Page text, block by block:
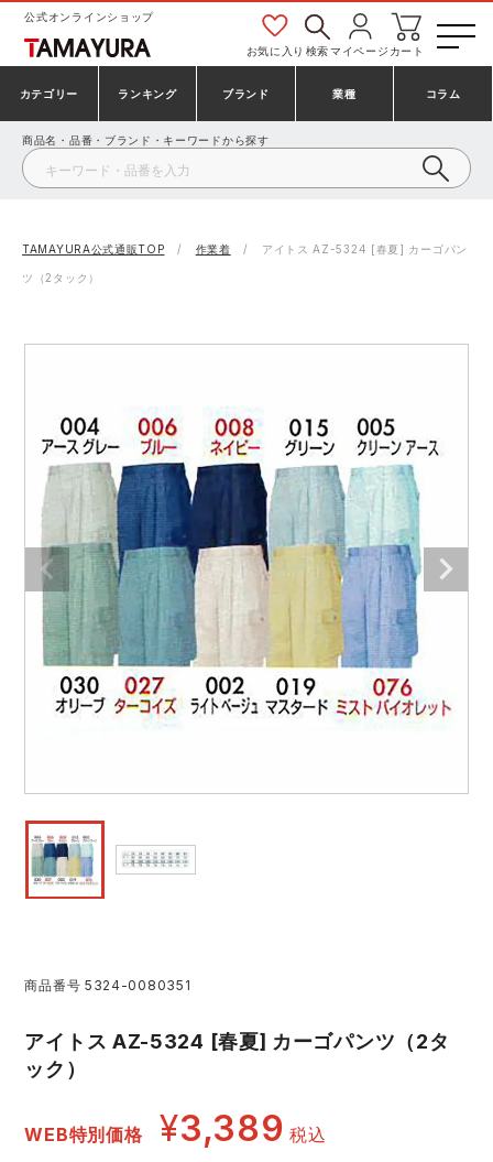
公式オンラインショップ
お気に入り 検索マイページ カート
カテゴリー
安全靴・作業靴
防寒着
作業用手袋
アウトドア・スポーツ
ワークスーツ
コンプレッションウェア
安全保護具
ヤッケ
作業用小物・アクセサリー
ランキング
安全靴ランキング
安全靴スニーカーランキング
ミズノ安全靴ランキング
作業着ランキング
アウトドアウェアランキング
つなぎランキング
空調服ランキング
作業用ポロシャツランキング
作業用手袋ランキング
アイズフロンティア ランキング
ブランド
アシックス
プーマ コンバース（CONVERSE）
寅壱 アイトス株式会社
コーコス ジーベック
クロダルマ 桑和
山田辰
おたふく手袋 マック
GUSH FORCE
GDジャパン
ハイパーV 丸五
業種
建設・建築作業服
製造・工場作業服
農作業服
電気・設備作業服
配達・営業作業服
自動車整備士作業服
DIY・日曜大工作業服
運送・倉庫作業服
清掃・ビルメンテ作業服
医療白衣・介護服
コラム
商品名・品番・ブランド・キーワードから探す
TAMAYURA公式通販TOP 作業着 アイトス AZ-5324 [春夏] カーゴパン
ツ（2タック）
商品番号 5324-0080351
アイトス AZ-5324 [春夏] カーゴパンツ（2タ
ック）
WEB特別価格 ¥3,389 税込